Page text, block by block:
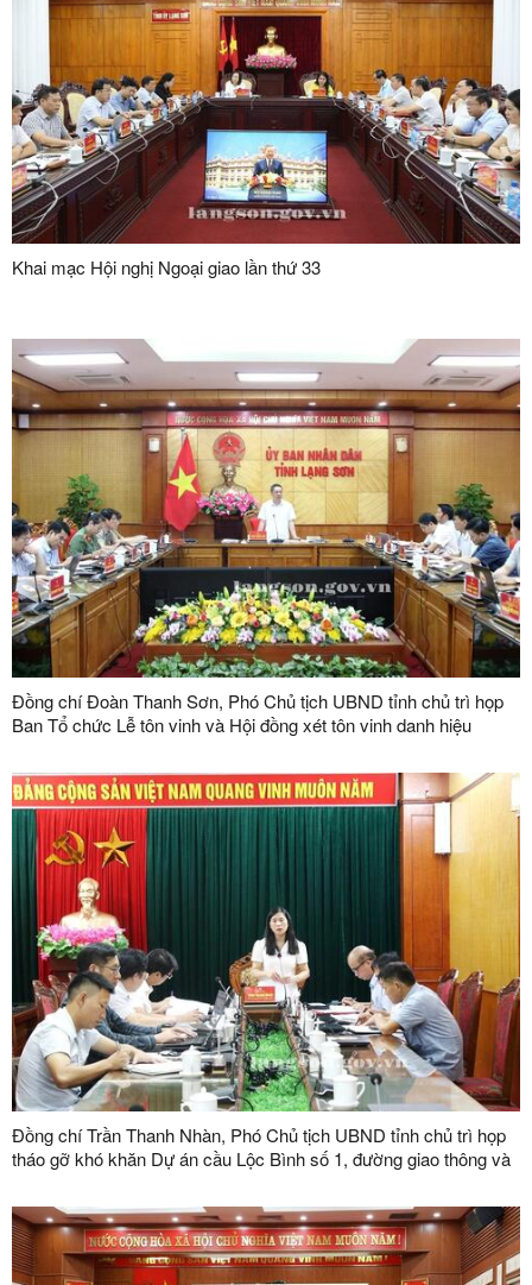
Khai mạc Hội nghị Ngoại giao lần thứ 33
Đồng chí Đoàn Thanh Sơn, Phó Chủ tịch UBND tỉnh chủ trì họp
Ban Tổ chức Lễ tôn vinh và Hội đồng xét tôn vinh danh hiệu
năm 2026
Đồng chí Trần Thanh Nhàn, Phó Chủ tịch UBND tỉnh chủ trì họp
tháo gỡ khó khăn Dự án cầu Lộc Bình số 1, đường giao thông và